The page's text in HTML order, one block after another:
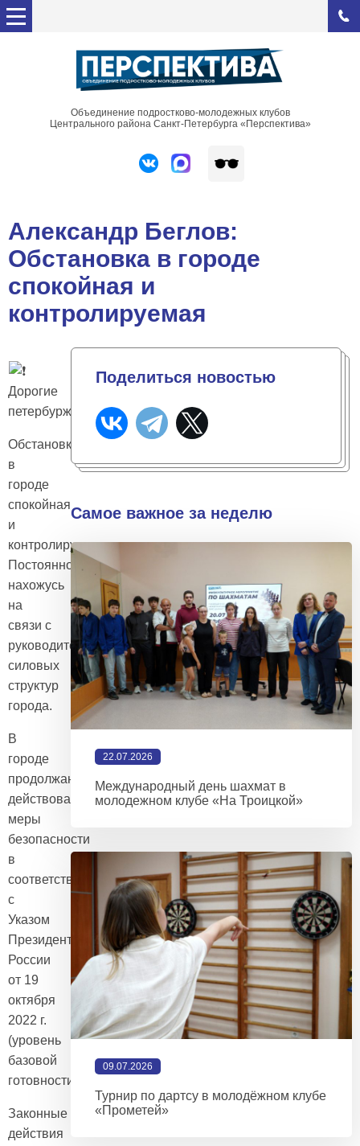
Объединение подростково-молодежных клубов
Центрального района Санкт-Петербурга «Перспектива»
Александр Беглов:
Обстановка в городе
спокойная и
контролируемая
Дорогие
петербуржцы!
Обстановка
в
городе
спокойная
и
контролируемая.
Постоянно
нахожусь
на
связи с
руководителями
силовых
структур
города.
В
городе
продолжают
действовать
меры
безопасности
в
соответствии
с
Указом
Президента
России
от 19
октября
2022 г.
(уровень
базовой
готовности).
Законные
действия
Поделиться новостью
Самое важное за неделю
22.07.2026
Международный день шахмат в
молодежном клубе «На Троицкой»
09.07.2026
Турнир по дартсу в молодёжном клубе
«Прометей»